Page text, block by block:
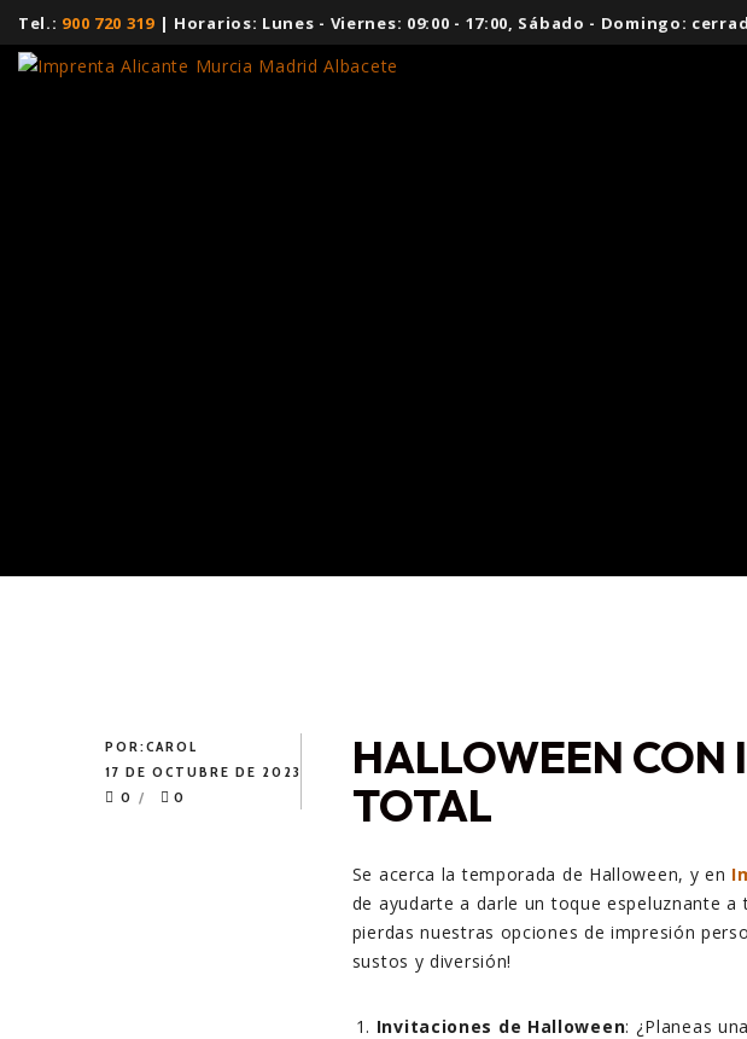
Tel.: 900 720 319| Horarios: Lunes - Viernes: 09:00 - 17:00, Sábado - Domingo:
POR:CAROL
17 DE OCTUBRE DE 2023
0
0
HALLOWEEN CON
TOTAL
Se acerca la temporada de Halloween, y en
de ayudarte a darle un toque espeluznante
pierdas nuestras opciones de impresión
sustos y diversión!
Invitaciones de Halloween: ¿Planeas